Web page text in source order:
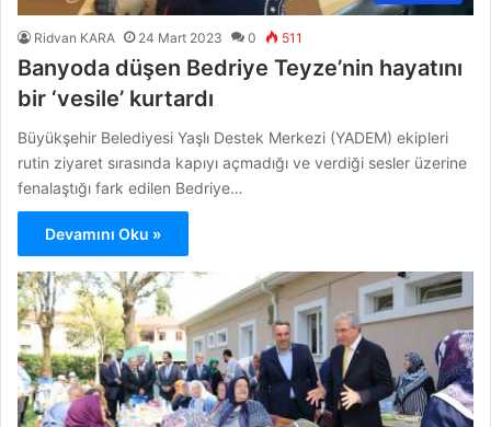
Ridvan KARA 24 Mart 2023 0 511
Banyoda düşen Bedriye Teyze’nin hayatını
bir ‘vesile’ kurtardı
Büyükşehir Belediyesi Yaşlı Destek Merkezi (YADEM) ekipleri
rutin ziyaret sırasında kapıyı açmadığı ve verdiği sesler üzerine
fenalaştığı fark edilen Bedriye…
Devamını Oku »